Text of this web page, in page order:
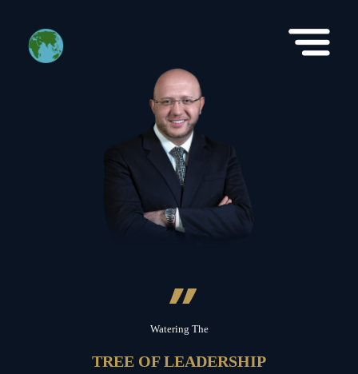
”
Watering The
TREE OF LEADERSHIP